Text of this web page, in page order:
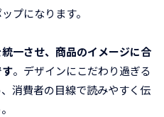
プになります。
一させ、商品のイメージに合
。デザインにこだわり過ぎる
消費者の目線で読みやすく伝